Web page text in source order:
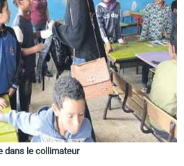
dans le collimateur